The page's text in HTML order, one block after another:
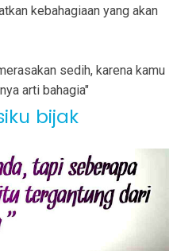
kebahagiaan yang akan
sedih, karena kamu
arti bahagia"
bijak